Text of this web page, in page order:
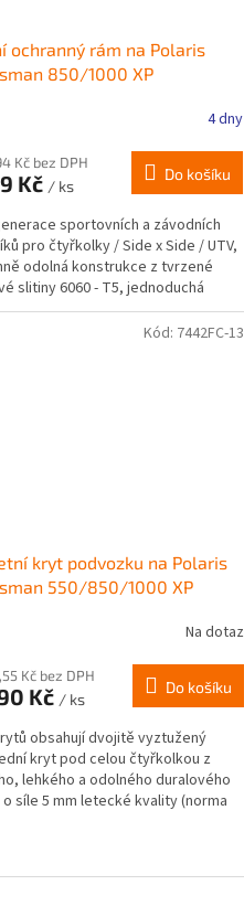
ochranný rám na Polaris
850/1000 XP
4 dny
Kč bez DPH
Kč / ks
Do košíku
sportovních a závodních
pro čtyřkolky / Side x Side / UTV,
odolná konstrukce z tvrzené
slitiny 6060 - T5, jednoduchá
na původní...
kryt podvozku na Polaris
550/850/1000 XP
Na dotaz
Kč bez DPH
Kč / ks
Do košíku
obsahují dvojitě vyztužený
kryt pod celou čtyřkolkou z
lehkého a odolného duralového
síle 5 mm letecké kvality (norma
Kód: 7442FC-13